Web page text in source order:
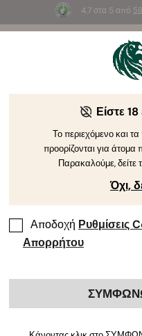
4.7 στα 5 από
Summer
Όλες
Είστε
Το περιεχόμενο και
προορίζονται για άτομα
Παρακαλούμε, δείτε
Όχι,
Αποδοχή Ρυθμίσεις
Απορρήτου